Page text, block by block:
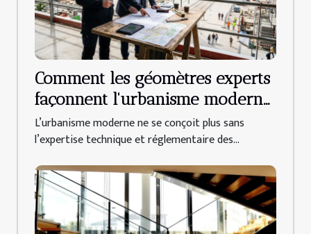
Comment les géomètres experts
façonnent l'urbanisme moderne
?
L’urbanisme moderne ne se conçoit plus sans
l’expertise technique et réglementaire des...